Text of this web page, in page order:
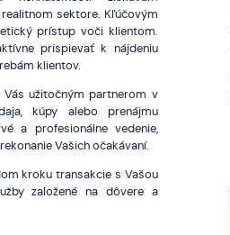
sektore. Kľúčovým
prístup voči klientom.
prispievať k nájdeniu
klientov.
užitočným partnerom v
kúpy alebo prenájmu
a profesionálne vedenie,
Vašich očakávaní.
kroku transakcie s Vašou
založené na dôvere a